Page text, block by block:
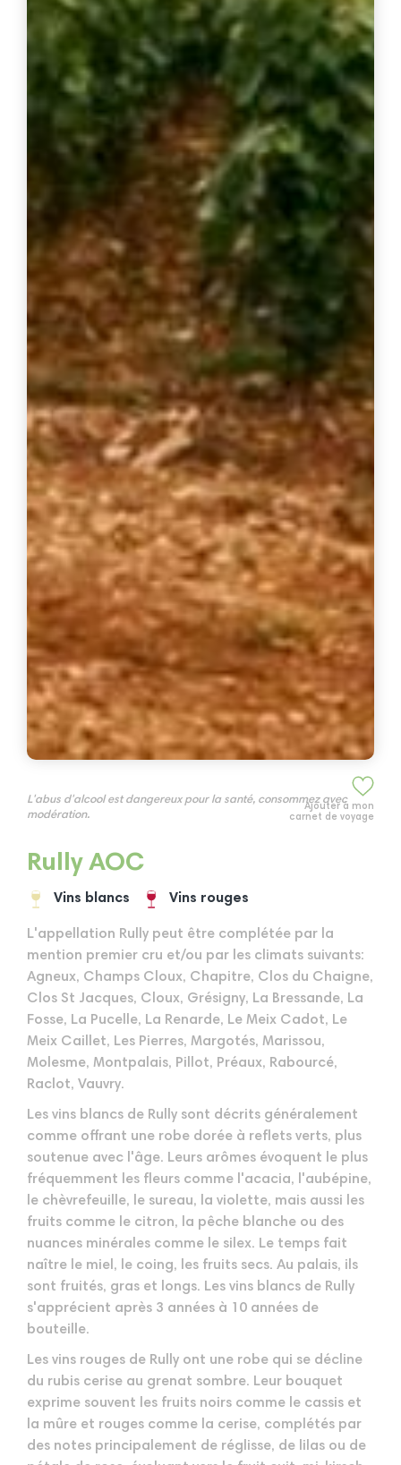
Ajouter à mon
carnet de voyage
L'abus d'alcool est dangereux pour la santé, consommez avec
modération.
Rully AOC
Vins blancs Vins rouges
L'appellation Rully peut être complétée par la
mention premier cru et/ou par les climats suivants:
Agneux, Champs Cloux, Chapitre, Clos du Chaigne,
Clos St Jacques, Cloux, Grésigny, La Bressande, La
Fosse, La Pucelle, La Renarde, Le Meix Cadot, Le
Meix Caillet, Les Pierres, Margotés, Marissou,
Molesme, Montpalais, Pillot, Préaux, Rabourcé,
Raclot, Vauvry.
Les vins blancs de Rully sont décrits généralement
comme offrant une robe dorée à reflets verts, plus
soutenue avec l'âge. Leurs arômes évoquent le plus
fréquemment les fleurs comme l'acacia, l'aubépine,
le chèvrefeuille, le sureau, la violette, mais aussi les
fruits comme le citron, la pêche blanche ou des
nuances minérales comme le silex. Le temps fait
naître le miel, le coing, les fruits secs. Au palais, ils
sont fruités, gras et longs. Les vins blancs de Rully
s'apprécient après 3 années à 10 années de
bouteille.
Les vins rouges de Rully ont une robe qui se décline
du rubis cerise au grenat sombre. Leur bouquet
exprime souvent les fruits noirs comme le cassis et
la mûre et rouges comme la cerise, complétés par
des notes principalement de réglisse, de lilas ou de